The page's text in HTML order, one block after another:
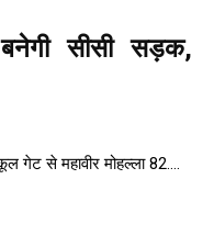
सीसी सड़क,
गेट से महावीर मोहल्ला 82....